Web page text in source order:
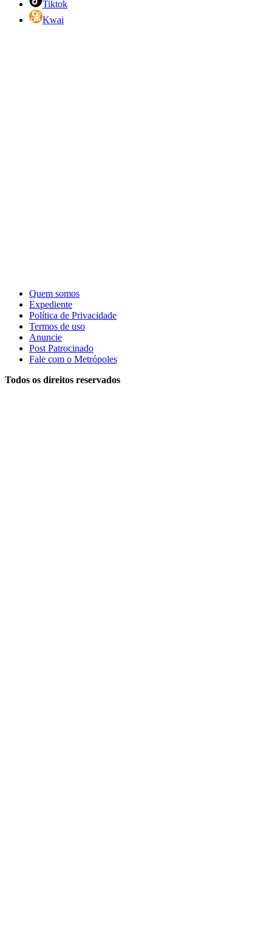
Tiktok
Kwai
Quem somos
Expediente
Política de Privacidade
Termos de uso
Anuncie
Post Patrocinado
Fale com o Metrópoles
Todos os direitos reservados